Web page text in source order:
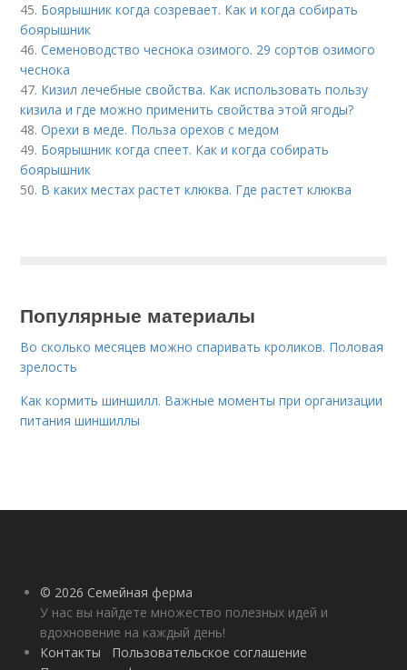
45. Боярышник когда созревает. Как и когда собирать
боярышник
46.Семеноводство чеснока озимого. 29 сортов озимого
чеснока
47. Кизил лечебные свойства. Как использовать пользу
кизила и где можно применить свойства этой ягоды?
48.Орехи в меде. Польза орехов с медом
49. Боярышник когда спеет. Как и когда собирать
боярышник
50. В каких местах растет клюква. Где растет клюква
Популярные материалы
Во сколько месяцев можно спаривать кроликов. Половая
зрелость
Как кормить шиншилл. Важные моменты при организации
питания шиншиллы
© 2026 Семейная ферма
У нас вы найдете множество полезных идей и
вдохновение на каждый день!
Контакты
Пользовательское соглашение